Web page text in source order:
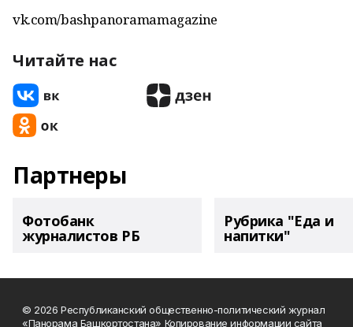
vk.com/bashpanoramamagazine
Читайте нас
Партнеры
Фотобанк
журналистов РБ
Рубрика "Еда и
напитки"
© 2026 Республиканский общественно-политический журнал
«Панорама Башкортостана» Копирование информации сайта